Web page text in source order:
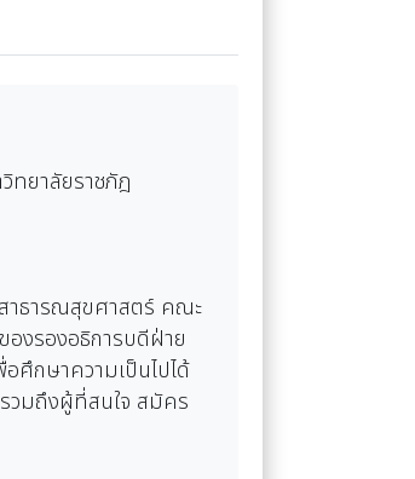
ทยาลัยราชภัฎ
สาธารณสุขศาสตร์ คณะ
องรองอธิการบดีฝ่าย
ศึกษาความเป็นไปได้
รวมถึงผู้ที่สนใจ สมัคร